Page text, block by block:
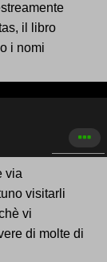
il libro
i nomi
via
visitarli
vi
di molte di